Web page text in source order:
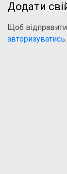
Додати
Щоб
авторизуватись.